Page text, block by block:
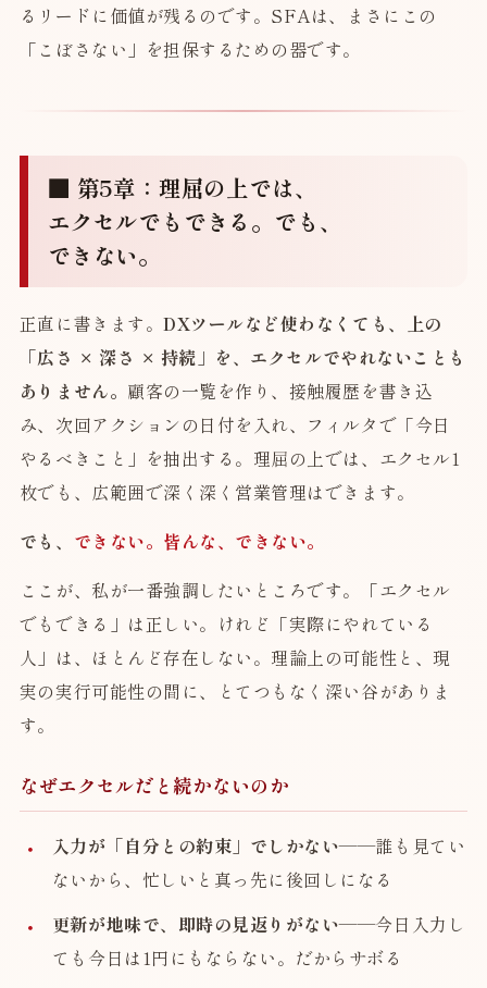
るリードに価値が残るのです。SFAは、まさにこの
「こぼさない」を担保するための器です。
■ 第5章：理屈の上では、
エクセルでもできる。でも、
できない。
正直に書きます。DXツールなど使わなくても、上の
「広さ × 深さ × 持続」を、エクセルでやれないことも
ありません。 顧客の一覧を作り、接触履歴を書き込
み、次回アクションの日付を入れ、フィルタで「今日
やるべきこと」を抽出する。理屈の上では、エクセル1
枚でも、広範囲で深く深く営業管理はできます。
でも、 できない。皆んな、できない。
ここが、私が一番強調したいところです。「エクセル
でもできる」は正しい。けれど「実際にやれている
人」は、ほとんど存在しない。理論上の可能性と、現
実の実行可能性の間に、とてつもなく深い谷がありま
す。
なぜエクセルだと続かないのか
入力が「自分との約束」でしかない——誰も見てい
ないから、忙しいと真っ先に後回しになる
更新が地味で、即時の見返りがない——今日入力し
ても今日は1円にもならない。だからサボる